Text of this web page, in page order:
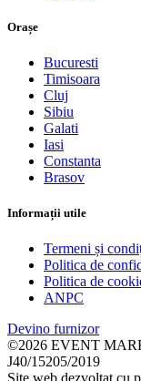
Orașe
Bucuresti
Timisoara
Cluj
Sibiu
Galati
Iasi
Constanta
Brasov
Informații utile
Termeni și
Politica de
Politica de
ANPC
Devino furnizor
©2026 EVENT
J40/15205/2019